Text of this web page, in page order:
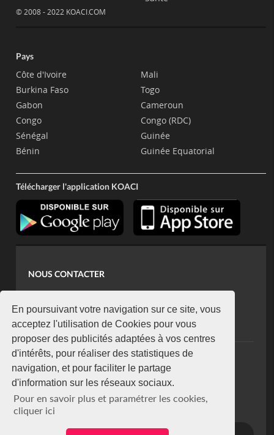
En poursuivant votre navigation sur ce site, vous
acceptez l'utilisation de Cookies pour vous
proposer des publicités adaptées à vos centres
d'intérêts, pour réaliser des statistiques de
navigation, et pour faciliter le partage
d'information sur les réseaux sociaux.
Pour en savoir plus et paramétrer les cookies,
cliquer ici
© 2008 - 2022 KOACI.COM
Pays
Côte d'Ivoire
Burkina Faso
Gabon
Congo
Sénégal
Bénin
Mali
Togo
Cameroun
Congo (RDC)
Guinée
Guinée Equatorial
Télécharger l'application KOACI
NOUS CONTACTER
koaci@yahoo.fr
+225 07 08 85 52 93
NEWSLETTER
Restez connecté via notre newsletter
S'abonner
Se désabonner